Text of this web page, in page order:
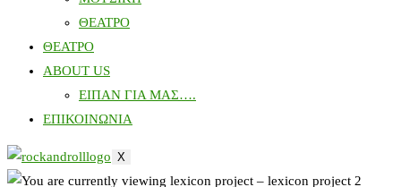
ΘΕΑΤΡΟ
ΘΕΑΤΡΟ
ABOUT US
ΕΙΠΑΝ ΓΙΑ ΜΑΣ….
ΕΠΙΚΟΙΝΩΝΙΑ
X